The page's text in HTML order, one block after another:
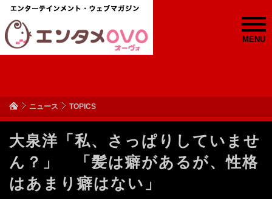
MENU
ニュース TOPICS
大泉洋「私、さっぱりしていませ
ん？」 「髪は癖があるが、性格
はあまり癖はない」